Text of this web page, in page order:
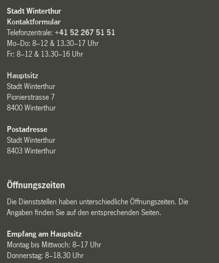
Stadt Winterthur
Kontaktformular
Telefonzentrale:+41 52 267 51 51
Mo–Do: 8–12 & 13.30–17 Uhr
Fr: 8–12 & 13.30–16 Uhr
Hauptsitz
Stadt Winterthur
Pionierstrasse 7
8400 Winterthur
Postadresse
Stadt Winterthur
8403 Winterthur
Öffnungszeiten
Die Dienststellen haben unterschiedliche Öffnungszeiten. Die
Angaben finden Sie auf den entsprechenden Seiten.
Empfang am Hauptsitz
Montag bis Mittwoch: 8–17 Uhr
Donnerstag: 8–18.30 Uhr